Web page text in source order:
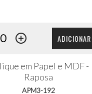
ADICIONAR
em Papel e MDF -
Raposa
APM3-192